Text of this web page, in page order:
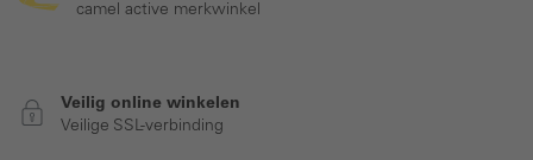
camel active merkwinkel
Veilig online winkelen
Veilige SSL-verbinding